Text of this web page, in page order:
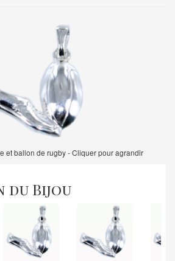
et ballon de rugby - Cliquer pour agrandir
du Bijou